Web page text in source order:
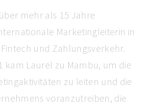
mehr als 15 Jahre
Marketingleiterin in
und Zahlungsverkehr.
kam Laurel zu Mambu, um die
zu leiten und die
voranzutreiben, die